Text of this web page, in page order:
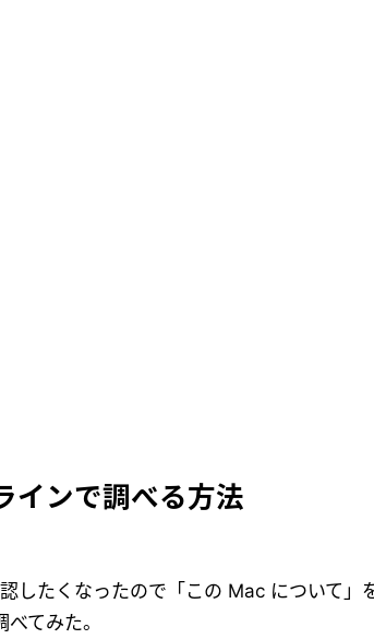
インで調べる方法
したくなったので「この Mac について」
てみた。